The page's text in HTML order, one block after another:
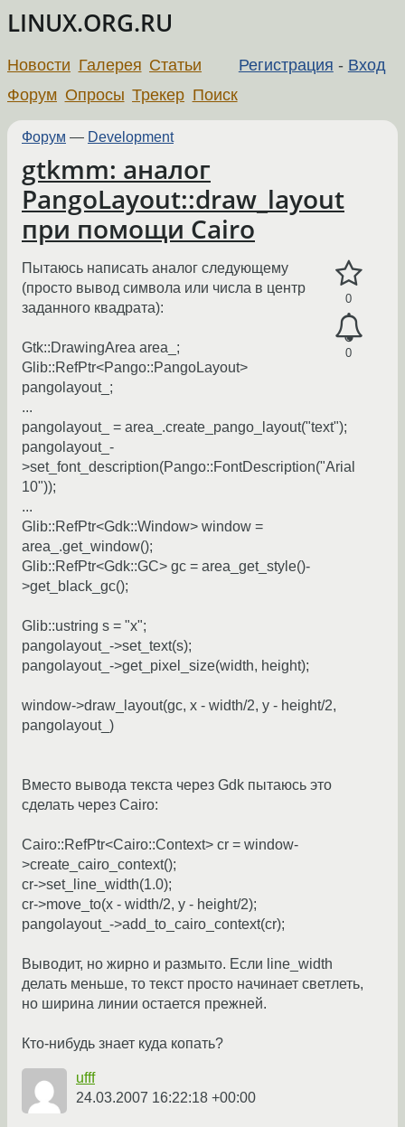
LINUX.ORG.RU
Регистрация - Вход
Новости Галерея Статьи
Форум Опросы Трекер Поиск
Форум — Development
gtkmm: аналог
PangoLayout::draw_layout
при помощи Cairo
0
0
Пытаюсь написать аналог следующему
(просто вывод символа или числа в центр
заданного квадрата):
Gtk::DrawingArea area_;
Glib::RefPtr<Pango::PangoLayout>
pangolayout_;
...
pangolayout_ = area_.create_pango_layout("text");
pangolayout_-
>set_font_description(Pango::FontDescription("Arial
10"));
...
Glib::RefPtr<Gdk::Window> window =
area_.get_window();
Glib::RefPtr<Gdk::GC> gc = area_get_style()-
>get_black_gc();
Glib::ustring s = "x";
pangolayout_->set_text(s);
pangolayout_->get_pixel_size(width, height);
window->draw_layout(gc, x - width/2, y - height/2,
pangolayout_)
Вместо вывода текста через Gdk пытаюсь это
сделать через Cairo:
Cairo::RefPtr<Cairo::Context> cr = window-
>create_cairo_context();
cr->set_line_width(1.0);
cr->move_to(x - width/2, y - height/2);
pangolayout_->add_to_cairo_context(cr);
Выводит, но жирно и размыто. Если line_width
делать меньше, то текст просто начинает светлеть,
но ширина линии остается прежней.
Кто-нибудь знает куда копать?
ufff
24.03.2007 16:22:18 +00:00